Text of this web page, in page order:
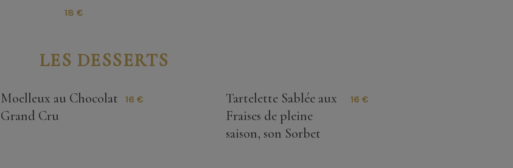
18 €
LES DESSERTS
Moelleux au Chocolat
Grand Cru
16 €
Tartelette Sablée aux
Fraises de pleine
saison, son Sorbet
16 €